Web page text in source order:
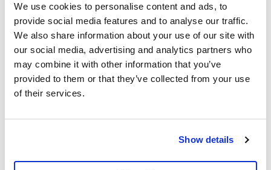
We use cookies to personalise content and ads, to
provide social media features and to analyse our traffic.
We also share information about your use of our site with
our social media, advertising and analytics partners who
may combine it with other information that you’ve
provided to them or that they’ve collected from your use
of their services.
Show details
opvallend is dat de Vlaamse Regering in haar
antwoord eigenlijk aangeeft dat de spijbelboete
helemaal geen oplossing is. Zij verwachten immers
elk jaar meer inkomsten uit deze maatregel. In 2029
willen ze bijvoorbeeld nog een miljoen extra ophalen.
Dat toont dat de spijbelboete misschien een
oplossing is om de begrotingsput een beetje te
“Het illustreert hoe de Vlaamse Regering te werk